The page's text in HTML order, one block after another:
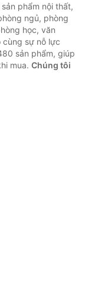
phẩm nội thất,
ngủ, phòng
học, văn
cùng sự nỗ lực
sản phẩm, giúp
mua. Chúng tôi